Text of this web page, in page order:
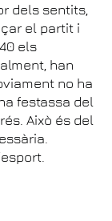
dels sentits,
el partit i
els
han
no ha
festassa del
Això és del